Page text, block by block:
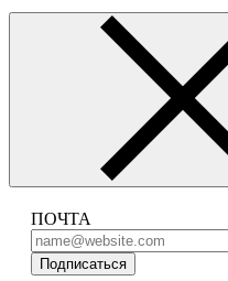
ПОЧТА
Подписаться